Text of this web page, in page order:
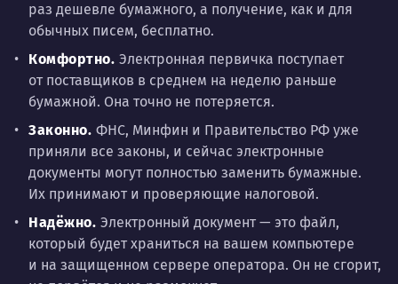
раз дешевле бумажного, а получение, как и для
обычных писем, бесплатно.
Комфортно. Электронная первичка поступает
от поставщиков в среднем на неделю раньше
бумажной. Она точно не потеряется.
Законно. ФНС, Минфин и Правительство РФ уже
приняли все законы, и сейчас электронные
документы могут полностью заменить бумажные.
Их принимают и проверяющие налоговой.
Надёжно. Электронный документ — это файл,
который будет храниться на вашем компьютере
и на защищенном сервере оператора. Он не сгорит,